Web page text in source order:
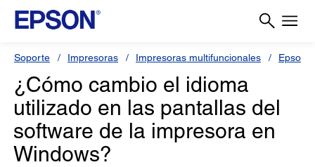
Soporte Impresoras Impresoras multifuncionales Epson L
¿Cómo cambio el idioma
utilizado en las pantallas del
software de la impresora en
Windows?